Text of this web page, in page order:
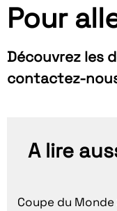
Pour
Découvrez les
contactez-
A lire
Coupe du